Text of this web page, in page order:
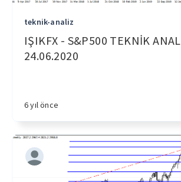
teknik-analiz
IŞIKFX - S&P500 TEKNİK
24.06.2020
6 yıl önce